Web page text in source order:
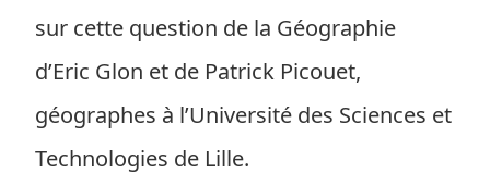
sur cette question de la Géographie
d’Eric Glon et de Patrick Picouet,
géographes à l’Université des Sciences et
Technologies de Lille.